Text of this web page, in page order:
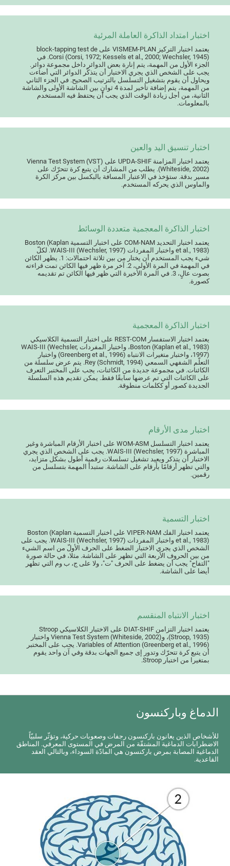
اختبار امتداد الذاكرة العاملة المرئية
يعتمد اختبار التركيز VISMEM-PLAN على block-tapping test de
Corsi (Corsi, 1972; Kessels et al., 2000; Wechsler, 1945). في
الجزء الأول من المهمة، يتم إنارة بعض الدوائر داخل مجموعة دوائر.
يجب على الشخص الذي يجري الاختبار أن يتذكّر الدوائر التي أضاءت
ويحاول أن يقوم بتشغيل التسلسل بالترتيب الصحيح. في الجزء الثاني
من المهمة، يتم إضافة تأخير لمدة 4 ثوانٍ بين الشاشة الأولى والشاشة
الثانية، من أجل زيادة الوقت الذي يجب أن يحتفظ فيه المستخدم
بالمعلومات.
اختبار تنسيق اليد والعين
يعتمد اختبار المزامنة UPDA-SHIF على Vienna Test System (VST)
(Whiteside, 2002). يطلب من المشارك أن يتبع كرة تتحرّك على
مسير بدقة. ستؤخذ في الاعتبار المسافة بالبكسل بين مركز الكرة
والماوس الذي يحركه المستخدم.
اختبار الذاكرة المعجمية متعددة الوسائط
يعتمد اختبار التحديد COM-NAM على اختبار التسمية Boston (Kaplan
et al., 1983) واختبار المفردات WAIS-III (Wechsler, 1997). لكلّ
شيء يجب المستخدم أن يختار من بين ثلاثة احتمالات: 1. يظهر الكائن
في المهمة في المرة الأولى، 2. آخر مرة ظهر فيها الكائن تمت قراءته
بصوت عالٍ، 3. في المرة الأخيرة التي ظهر فيها الكائن تم تقديمه
كصورة.
اختبار الذاكرة المعجمية
يعتمد اختبار الاستفسار REST-COM على اختبار التسمية الكلاسيكي
Boston (Kaplan et al., 1983)، واختبار المفردات WAIS-III (Wechsler,
1997)، واختبار متغيرات الانتباه (Greenberg et al., 1996) واختبار
التعلّم الشفهي السمعي Rey (Schmidt, 1994). يتم عرض سلسلة من
الكائنات. في مجموعة جديدة من الكائنات، يجب على المختبر التعرف
على الكائنات التي تم عرضها سابقًا فقط. يمكن تقديم هذه السلسلة
الجديدة كصور أو ككلمات منطوقة.
اختبار مدى الأرقام
يعتمد اختبار التسلسل WOM-ASM على اختبار الأرقام المباشرة وغير
المباشرة WAIS-III (Wechsler, 1997). يجب على الشخص الذي يجري
الاختبار أن يتذكر ويعيد تشغيل تسلسلات رقمية أطول بشكل متزايد،
والتي تظهر أرقامًا بأرقام على الشاشة. ستبدأ المهمة بتسلسل من
رقمين.
اختبار التسمية
يعتمد اختبار الفك VIPER-NAM على اختبار التسمية Boston (Kaplan
et al., 1983) واختبار المفردات WAIS-III (Wechsler, 1997). يجب على
الشخص الذي يجري الاختبار الضغط على الحرف الأولّ من اسم الشيء
من بين الحروف الأربعة التي تظهر على الشاشة. مثلا، في حالة صورة
"التفاح" يجب أن يضغط على الحرف "ت"، ولا على ج، ب وم التي تظهر
أيضا على الشاشة.
اختبار الانتباه المنقسم
يعتمد اختبار التزامن DIAT-SHIF على الاختبار الكلاسيكي Stroop
(Stroop, 1935)، وVienna Test System (Whiteside, 2002) واختبار
Variables of Attention (Greenberg et al., 1996). يجب على المختبر
أن يتبع كرة تتحرّك وتدور إى جميع الجهات بدقة وفي آن واحد يقوم
بمتغيرا من اختبار Stroop.
الدماغ وباركنسون
للأشخاص الذين يعانون باركنسون رجفات وصعوبات حركية، وتؤثّر سلبيّاً
الاضطرابات الدماغية المشتقّة من المرض في المستوى المعرفي. المناطق
الدماغية المصابة بمرض باركنسون هي المادّة السوداء، وبالتالي العقد
القاعدية.